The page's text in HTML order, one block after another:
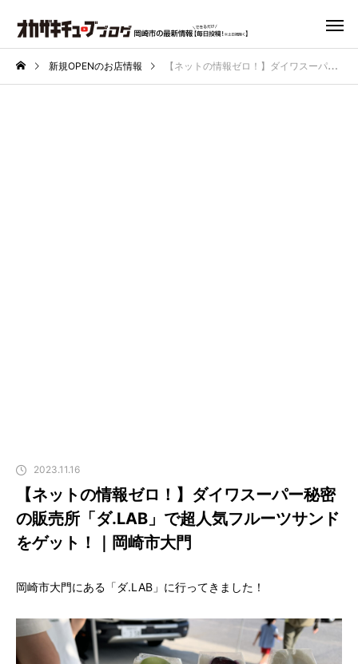
新規OPENのお店情報 【ネットの情報ゼロ！】ダイワスーパー秘密の販売所「ダ.LAB」で超人気フルーツサンドをゲット！｜岡崎市大門
2023.11.16
【ネットの情報ゼロ！】ダイワスーパー秘密
の販売所「ダ.LAB」で超人気フルーツサンド
をゲット！｜岡崎市大門
岡崎市大門にある「ダ.LAB」に行ってきました！